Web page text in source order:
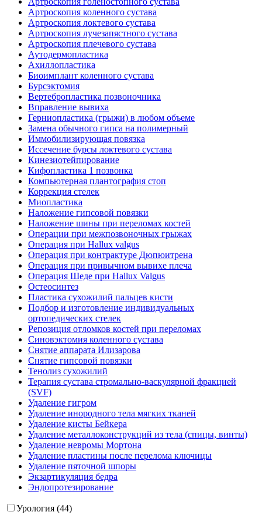
Артроскопия коленного сустава
Артроскопия локтевого сустава
Артроскопия лучезапястного сустава
Артроскопия плечевого сустава
Аутодермопластика
Ахиллопластика
Биоимплант коленного сустава
Бурсэктомия
Вертебропластика позвоночника
Вправление вывиха
Герниопластика (грыжи) в любом объеме
Замена обычного гипса на полимерный
Иммобилизирующая повязка
Иссечение бурсы локтевого сустава
Кинезиотейпирование
Кифопластика 1 позвонка
Компьютерная плантография стоп
Коррекция стелек
Миопластика
Наложение гипсовой повязки
Наложение шины при переломах костей
Операции при межпозвоночных грыжах
Операция при Hallux valgus
Операция при контрактуре Дюпюитрена
Операция при привычном вывихе плеча
Операция Шеде при Hallux Valgus
Остеосинтез
Пластика сухожилий пальцев кисти
Подбор и изготовление индивидуальных
ортопедических стелек
Репозиция отломков костей при переломах
Синовэктомия коленного сустава
Снятие аппарата Илизарова
Снятие гипсовой повязки
Тенолиз сухожилий
Терапия сустава стромально-васкулярной фракцией
(SVF)
Удаление гигром
Удаление инородного тела мягких тканей
Удаление кисты Бейкера
Удаление металлоконструкций из тела (спицы, винты)
Удаление невромы Мортона
Удаление пластины после перелома ключицы
Удаление пяточной шпоры
Экзартикуляция бедра
Эндопротезирование
Урология (44)